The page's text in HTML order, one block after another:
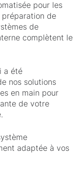
pour les
préparation de
de
complètent le
a été
nos solutions
en main pour
de votre
adaptée à vos